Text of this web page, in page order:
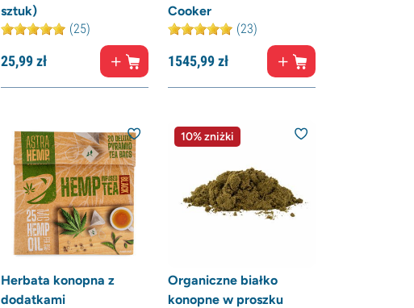
sztuk)
(25)
25,99zł
Cooker
(23)
1545,99zł
Herbata konopna z
dodatkami
10% zniżki
Organiczne białko
konopne w proszku